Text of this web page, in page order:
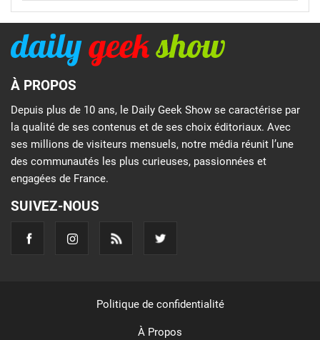
À PROPOS
Depuis plus de 10 ans, le Daily Geek Show se caractérise par
la qualité de ses contenus et de ses choix éditoriaux. Avec
ses millions de visiteurs mensuels, notre média réunit l’une
des communautés les plus curieuses, passionnées et
engagées de France.
SUIVEZ-NOUS
Politique de confidentialité
À Propos